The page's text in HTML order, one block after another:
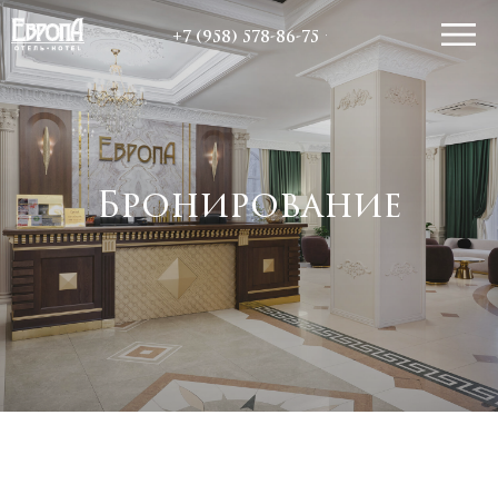
+7 (958) 578-86-75
Бронирование